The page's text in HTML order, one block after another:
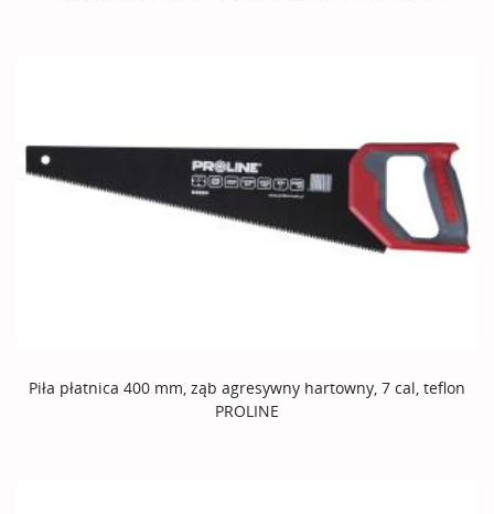
Piła płatnica 400 mm, ząb agresywny hartowny, 7 cal, teflon
PROLINE